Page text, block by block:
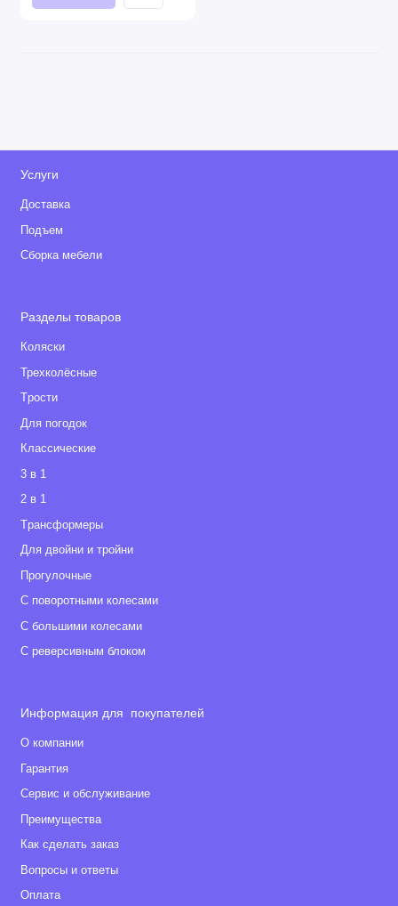
Услуги
Доставка
Подъем
Сборка мебели
Разделы товаров
Коляски
Трехколёсные
Tрости
Для погодок
Классические
3 в 1
2 в 1
Tрансформеры
Для двойни и тройни
Прогулочные
С поворотными колесами
С большими колесами
С реверсивным блоком
Информация для покупателей
О компании
Гарантия
Сервис и обслуживание
Преимущества
Как сделать заказ
Вопросы и ответы
Оплата